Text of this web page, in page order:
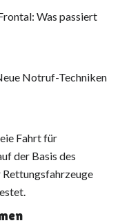
Was passiert
Notruf-Techniken
Fahrt für
der Basis des